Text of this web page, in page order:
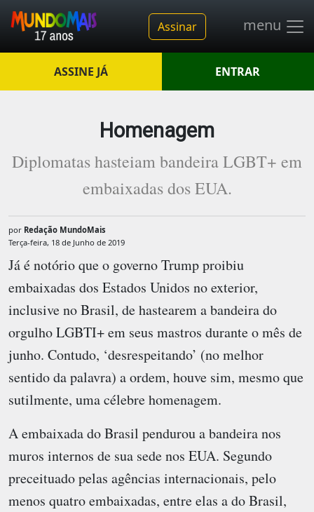
Assinar menu
ASSINE JÁ ENTRAR
Homenagem
Diplomatas hasteiam bandeira LGBT+ em
embaixadas dos EUA.
por Redação MundoMais
Terça-feira, 18 de Junho de 2019
Já é notório que o governo Trump proibiu
embaixadas dos Estados Unidos no exterior,
inclusive no Brasil, de hastearem a bandeira do
orgulho LGBTI+ em seus mastros durante o mês de
junho. Contudo, ‘desrespeitando’ (no melhor
sentido da palavra) a ordem, houve sim, mesmo que
sutilmente, uma célebre homenagem.
A embaixada do Brasil pendurou a bandeira nos
muros internos de sua sede nos EUA. Segundo
preceituado pelas agências internacionais, pelo
menos quatro embaixadas, entre elas a do Brasil,